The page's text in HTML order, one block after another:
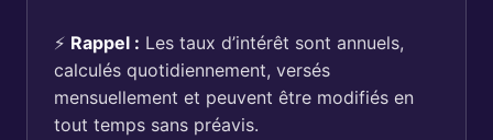
⚡ Rappel : Les taux d’intérêt sont annuels,
calculés quotidiennement, versés
mensuellement et peuvent être modifiés en
tout temps sans préavis.